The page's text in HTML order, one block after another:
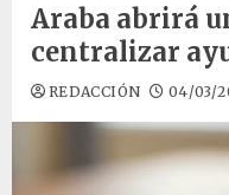
Araba abrirá
centralizar
REDACCIÓN 04/03/